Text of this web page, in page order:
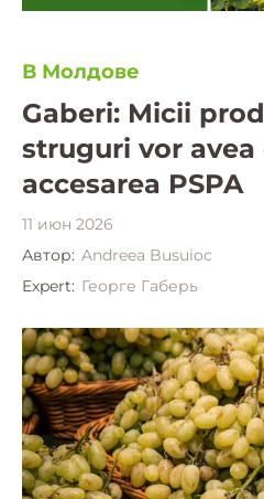
В Молдове
Gaberi: Micii
struguri vor
accesarea PSPA
11 июн 2026
Автор: Andreea Busuioc
Expert: Георге Габерь